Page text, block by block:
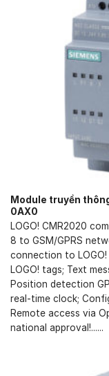
Module truyền
0AX0
LOGO! CMR2020
8 to GSM/GPRS
connection to
LOGO! tags; Text
Position detection
real-time clock;
Remote access via
national approval!......